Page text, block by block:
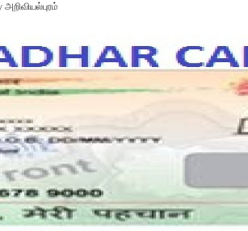
அறிவியல்புரம்